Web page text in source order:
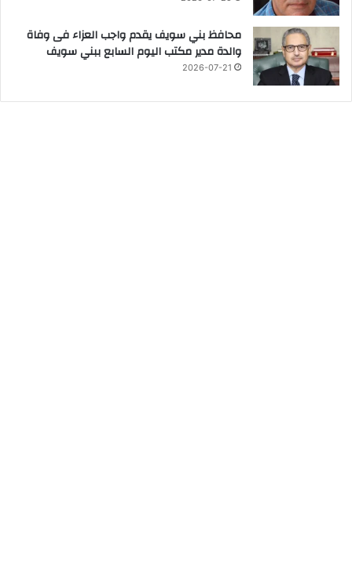
محافظ بني سويف يقدم واجب العزاء فى وفاة
والدة مدير مكتب اليوم السابع ببني سويف
2026-07-21